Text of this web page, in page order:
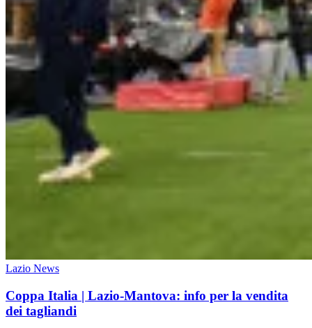
Lazio News
Coppa Italia | Lazio-Mantova: info per la vendita
dei tagliandi